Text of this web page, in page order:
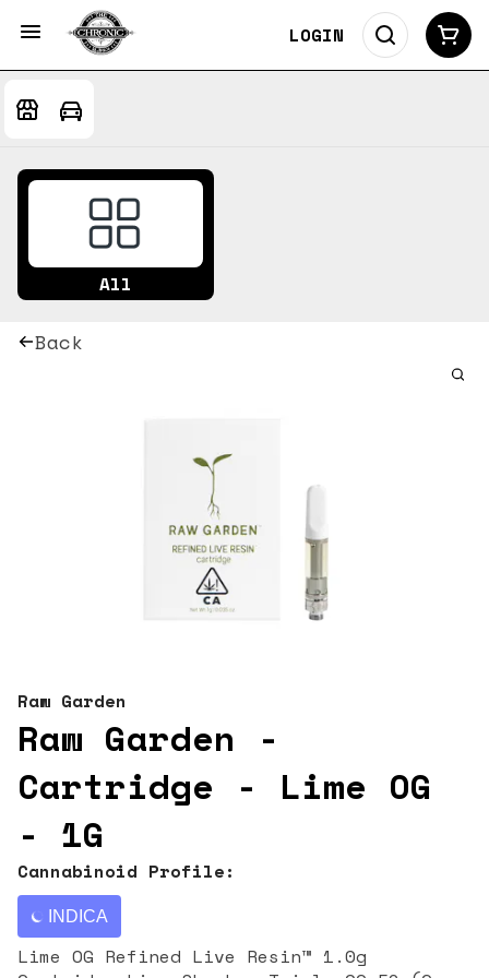
LOGIN
All
Back
Raw Garden
Raw Garden -
Cartridge - Lime OG
- 1G
Cannabinoid Profile:
INDICA
Lime OG Refined Live Resin™ 1.0g